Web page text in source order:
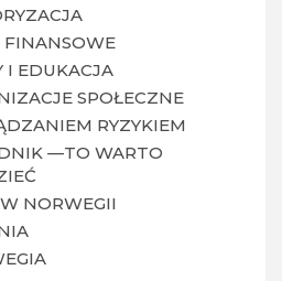
FINANSOWE
I EDUKACJA
SPOŁECZNE
RYZYKIEM
—TO WARTO
NORWEGII